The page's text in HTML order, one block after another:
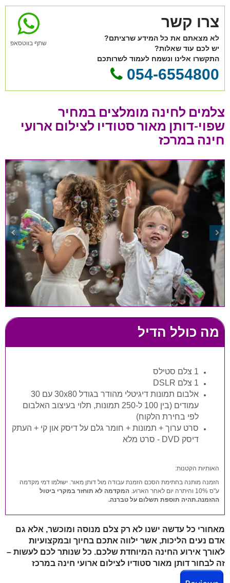
שתף בווטסאפ
צרו קשר
לא מצאתם את כל המידע שרציתם?
יש לכם עוד שאלות?
התקשרו אלינו ונשמח לעמוד לשרותכם
054-6554800
צלמים לחינה מומלצים במחיר
שפוי-דותן מאור סטודיו לצילום ארועי
חינה במרכז
מה כולל הדיל
1 צלם סטילס
1 צלם DSLR
אלבום תמונות דיגיטלי מהודר בגודל 30x80 עם 30
עמודים (בין 100 ל-250 תמונות, תלוי בעיצוב האלבום
לפי בחירת הלקוח)
סרט ערוך + תמונות + חומר גלם על דיסק און קי + העתק
דיסק DVD - סרט מלא
האותיות הקטנות:
הזמנה מותנה בחתימת הסכם הזמנת עבודה מול דותן מאור. ישולמו דמי מקדמה
ע"ס 10% והיתרה יום לאחר הארוע.
המקדמה לא תוחזר במקרי ביטול
ההזמנה.תהיה תוספת תשלום על טברנה.
מאחורי כל עדשה ישנו לא רק צלם מנוסה ומוכשר, אלא גם
אדם נעים הליכות, אשר ילווה אתכם בחיוך ובמקצועיות
לאורך אירוע החינה המיוחדת שלכם. כל שנותר לכם לעשות –
זה לבחור דותן מאור סטודיו לצילום ארועי חינה במרכז